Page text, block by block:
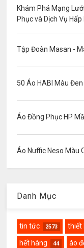
Khám Phá Mạng
Phục và Dịch Vụ Hấp
Tập Đoàn Masan -
50 Áo HABI Màu
Áo Đồng Phục HP
Áo Nuffic Neso Màu
Danh Mục
tin tức 2573 thiết
hết hàng 44 áo